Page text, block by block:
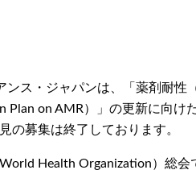
ンス・ジャパンは、「薬剤耐性
Plan on AMR）」の更新に向け
の募集は終了しております。
Health Organization）総会